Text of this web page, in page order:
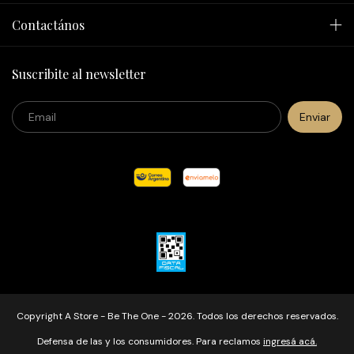
Contactános
Suscribite al newsletter
Copyright A Store - Be The One - 2026. Todos los derechos reservados.
Defensa de las y los consumidores. Para reclamos ingresá acá.